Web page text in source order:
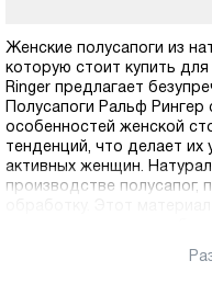
Женские полусапоги из
которую стоит купить
Ringer предлагает
Полусапоги Ральф
особенностей женской
тенденций, что делает
активных женщин.
производстве
оставаться в комфорте в
полусапог в нашем